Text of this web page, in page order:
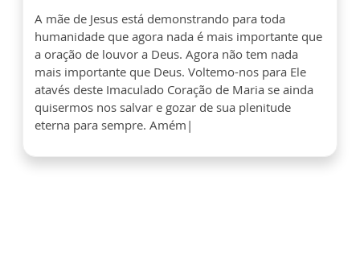
A mãe de Jesus está demonstrando para toda
humanidade que agora nada é mais importante que
a oração de louvor a Deus. Agora não tem nada
mais importante que Deus. Voltemo-nos para Ele
atavés deste Imaculado Coração de Maria se ainda
quisermos nos salvar e gozar de sua plenitude
eterna para sempre. Amém|